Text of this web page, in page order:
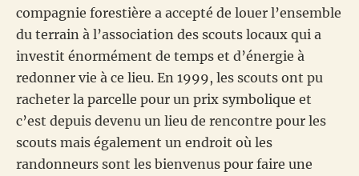
compagnie forestière a accepté de louer l’ensemble
du terrain à l’association des scouts locaux qui a
investit énormément de temps et d’énergie à
redonner vie à ce lieu. En 1999, les scouts ont pu
racheter la parcelle pour un prix symbolique et
c’est depuis devenu un lieu de rencontre pour les
scouts mais également un endroit où les
randonneurs sont les bienvenus pour faire une